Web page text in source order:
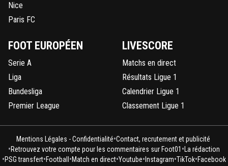
Nice
Paris FC
FOOT EUROPÉEN
Serie A
Liga
Bundesliga
Premier League
LIVESCORE
Matchs en direct
Résultats Ligue 1
Calendrier Ligue 1
Classement Ligue 1
Mentions Légales - Confidentialité•Contact, recrutement et publicité
•Retrouvez votre compte pour les commentaires sur Foot01 • La rédaction
•PSG transfert•Football •Match en direct•Youtube• Instagram•TikTok•Facebook